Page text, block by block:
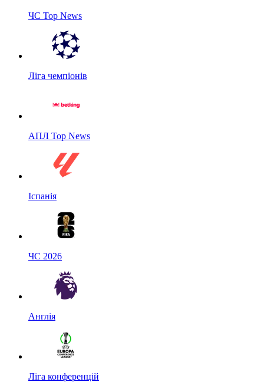
ЧС Top News
Ліга чемпіонів
АПЛ Top News
Іспанія
ЧС 2026
Англія
Ліга конференцій